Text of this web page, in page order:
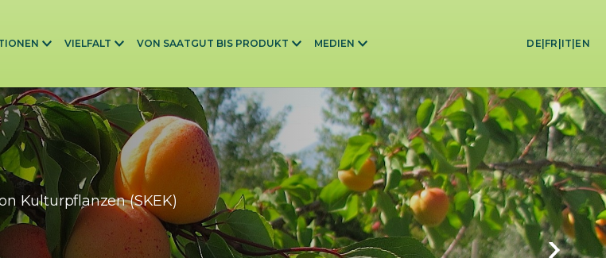
VIELFALT VON SAATGUT BIS PRODUKT MEDIEN DE| FR IT EN
Kulturpflanzen (SKEK)